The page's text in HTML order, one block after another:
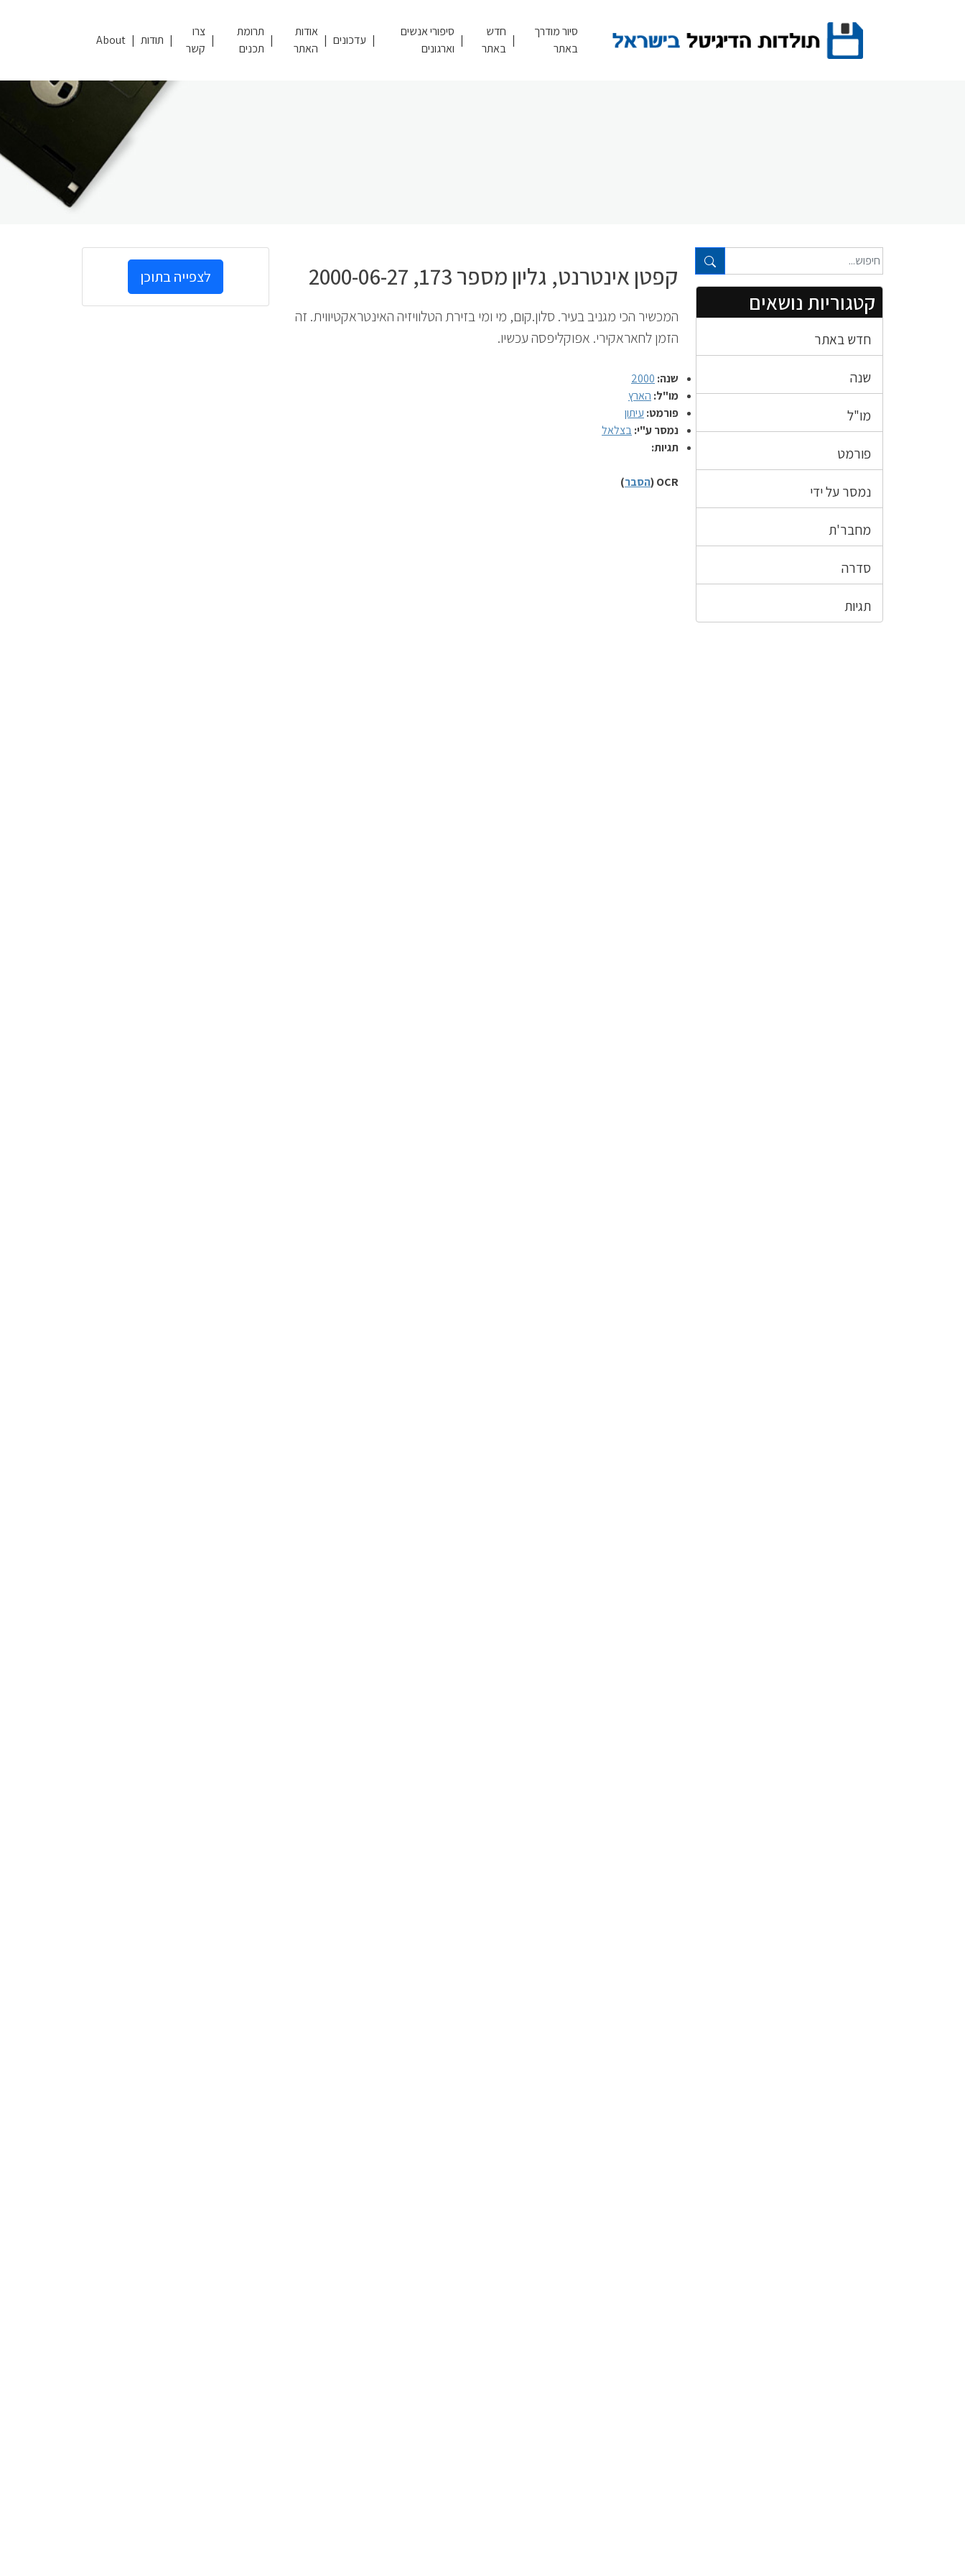
סיור מודרך
באתר
חדש
באתר
סיפורי אנשים
וארגונים
עדכונים
אודות
האתר
תרומת
תכנים
צרו
קשר
תודות About
טקסט חופשי...
קטגוריות נושאים
חדש באתר
שנה
מו"ל
פורמט
נמסר על ידי
מחבר'ת
סדרה
תגיות
קפטן אינטרנט, גליון מספר 173, 2000-06-27
המכשיר הכי מגניב בעיר. סלון.קום, מי ומי בזירת הטלוויזיה האינטראקטיווית. זה
הזמן לחאראקירי. אפוקליפסה עכשיו.
שנה: 2000
מו"ל: הארץ
פורמט: עיתון
נמסר ע"י:בצלאל
תגיות:
OCR ( הסבר)
לצפייה בתוכן